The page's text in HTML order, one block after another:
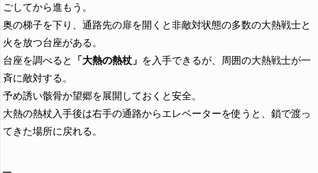
ごしてから進もう。
奥の梯子を下り、通路先の扉を開くと非敵対状態の多数の大熱戦士と
火を放つ台座がある。
台座を調べると
「大熱の熱杖」 を入手できるが、周囲の大熱戦士が一
斉に敵対する。
予め誘い骸骨か望郷を展開しておくと安全。
大熱の熱杖入手後は右手の通路からエレベーターを使うと、鎖で渡っ
てきた場所に戻れる。